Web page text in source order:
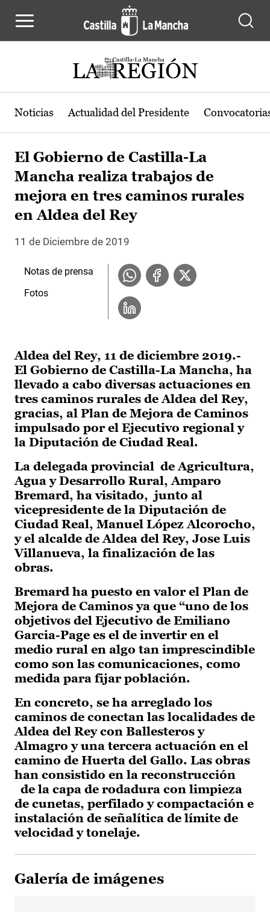
Noticias Actualidad del Presidente
El Gobierno de Castilla-La
Mancha realiza trabajos de
mejora en tres caminos rurales
en Aldea del Rey
11 de Diciembre de 2019
Aldea del Rey, 11 de diciembre 2019.-
El Gobierno de Castilla-La Mancha, ha
llevado a cabo diversas actuaciones en
tres caminos rurales de Aldea del Rey,
gracias, al Plan de Mejora de Caminos
impulsado por el Ejecutivo regional y
la Diputación de Ciudad Real.
La delegada provincial de Agricultura,
Agua y Desarrollo Rural, Amparo
Bremard, ha visitado, junto al
vicepresidente de la Diputación de
Ciudad Real, Manuel López Alcorocho,
y el alcalde de Aldea del Rey, Jose Luis
Villanueva, la finalización de las
obras.
Bremard ha puesto en valor el Plan de
Mejora de Caminos ya que “uno de los
objetivos del Ejecutivo de Emiliano
Garcia-Page es el de invertir en el
medio rural en algo tan imprescindible
como son las comunicaciones, como
medida para fijar población.
En concreto, se ha arreglado los
caminos de conectan las localidades de
Aldea del Rey con Ballesteros y
Almagro y una tercera actuación en el
camino de Huerta del Gallo. Las obras
han consistido en la reconstrucción
de la capa de rodadura con limpieza
de cunetas, perfilado y compactación e
instalación de señalítica de límite de
velocidad y tonelaje.
Galería de imágenes
Notas de prensa
Fotos